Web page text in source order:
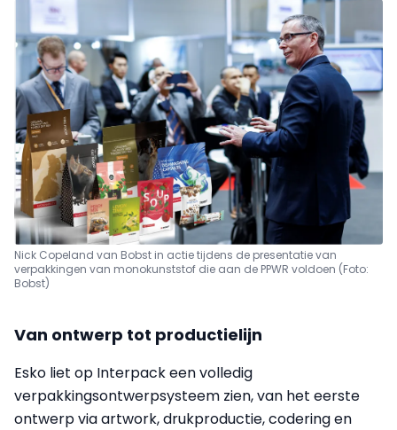
Nick Copeland van Bobst in actie tijdens de presentatie van
verpakkingen van monokunststof die aan de PPWR voldoen (Foto:
Bobst)
Van ontwerp tot productielijn
Esko liet op Interpack een volledig
verpakkingsontwerpsysteem zien, van het eerste
ontwerp via artwork, drukproductie, codering en